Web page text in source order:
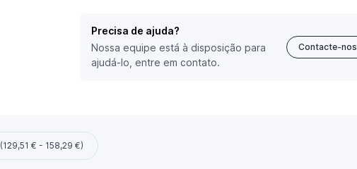
Precisa de ajuda?
Nossa equipe está à disposição para
ajudá-lo, entre em contato.
Contacte-nos
(129,51 € - 158,29 €)